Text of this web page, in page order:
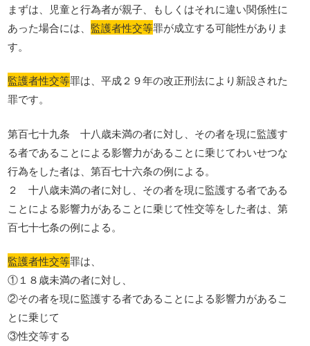
まずは、児童と行為者が親子、もしくはそれに違い関係性に
あった場合には、 監護者性交等罪が成立する可能性がありま
す。
監護者性交等罪は、平成２９年の改正刑法により新設された
罪です。
第百七十九条 十八歳未満の者に対し、その者を現に監護す
る者であることによる影響力があることに乗じてわいせつな
行為をした者は、第百七十六条の例による。
２ 十八歳未満の者に対し、その者を現に監護する者である
ことによる影響力があることに乗じて性交等をした者は、第
百七十七条の例による。
監護者性交等罪は、
①１８歳未満の者に対し、
②その者を現に監護する者であることによる影響力があるこ
とに乗じて
③性交等する